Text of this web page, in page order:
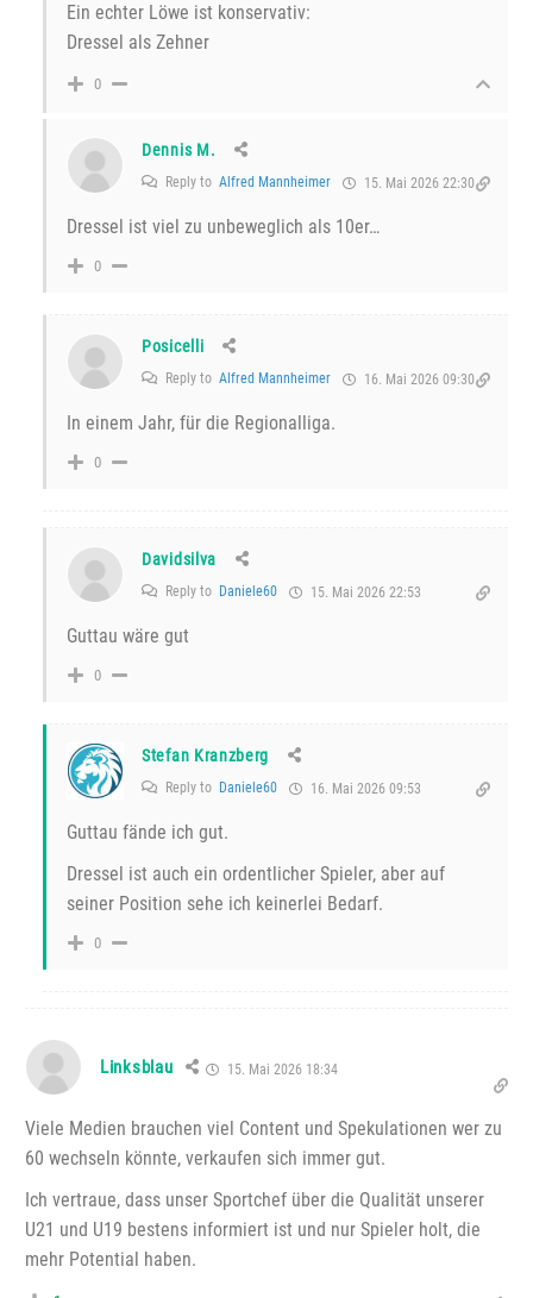
Ein echter Löwe ist konservativ:
Dressel als Zehner
0
Dennis M.
Reply to Alfred Mannheimer 15. Mai 2026 22:30
Dressel ist viel zu unbeweglich als 10er…
0
Posicelli
Reply to Alfred Mannheimer 16. Mai 2026 09:30
In einem Jahr, für die Regionalliga.
0
Davidsilva
Reply to Daniele60 15. Mai 2026 22:53
Guttau wäre gut
0
Stefan Kranzberg
Reply to Daniele60 16. Mai 2026 09:53
Guttau fände ich gut.
Dressel ist auch ein ordentlicher Spieler, aber auf
seiner Position sehe ich keinerlei Bedarf.
0
Linksblau 15. Mai 2026 18:34
Viele Medien brauchen viel Content und Spekulationen wer zu
60 wechseln könnte, verkaufen sich immer gut.
Ich vertraue, dass unser Sportchef über die Qualität unserer
U21 und U19 bestens informiert ist und nur Spieler holt, die
mehr Potential haben.